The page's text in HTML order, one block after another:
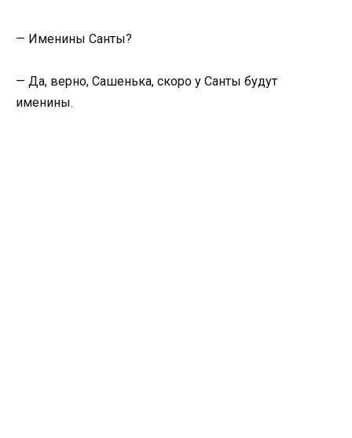
— Именины Санты?
— Да, верно, Сашенька, скоро у Санты будут
именины.